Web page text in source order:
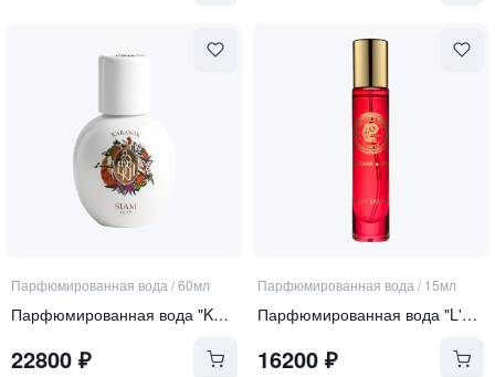
Парфюмированная вода/60мл
Парфюмированная вода "KARAWIK"
22800 ₽
Парфюмированная вода/ 15мл
Парфюмированная вода "L'ESPRIT DU TEMPS"
16200₽